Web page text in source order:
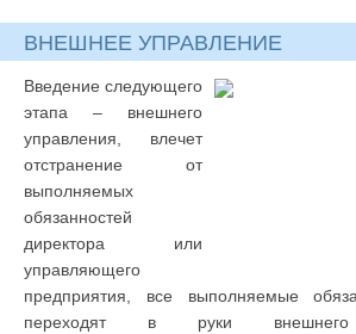
ВНЕШНЕЕ УПРАВЛЕНИЕ
Введение следующего
этапа – внешнего
управления, влечет
отстранение от
выполняемых
обязанностей
директора или
управляющего
предприятия, все выполняемые
переходят в руки внешнего